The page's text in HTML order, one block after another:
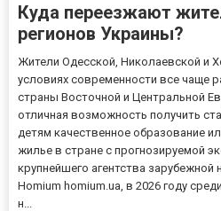
Куда переезжают
регионов Украины?
Жители Одесской, Николаевской и
условиях современности все чаще
страны Восточной и Центральной
отличная возможность получить
детям качественное образование
жилье в стране с прогнозируемой
крупнейшего агентства
Homium homium.ua, в 2026 году
н...